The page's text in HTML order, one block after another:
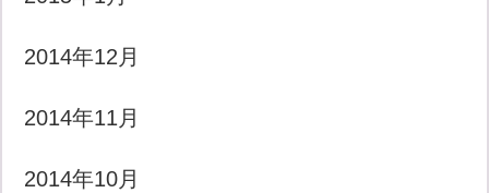
2014年12月
2014年11月
2014年10月